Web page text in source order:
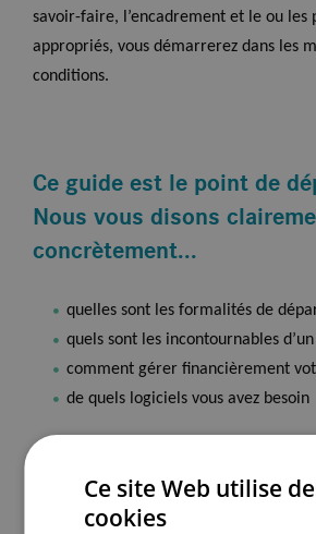
savoir-faire, l’encadrement et le ou les
appropriés, vous démarrerez dans les
conditions.
Ce guide est le point de
Nous vous disons
concrètement...
quelles sont les formalités de
quels sont les incontournables
comment gérer financièrement
de quels logiciels vous avez besoin
Les informations et les conseils
sont fournis par des experts du
médicaux Corilus et du
Ce site Web utilise
cookies